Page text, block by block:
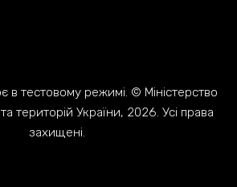
в тестовому режимі. © Міністерство
територій України, 2026. Усі права
захищені.